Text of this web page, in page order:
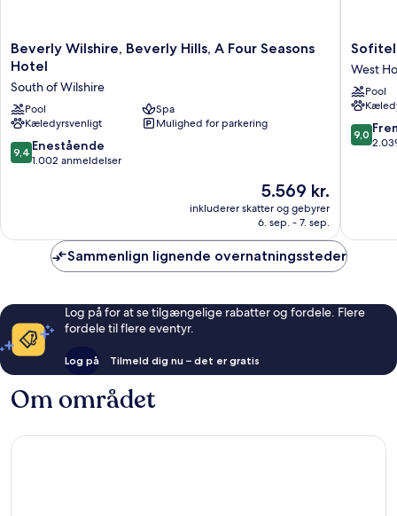
Beverly
Wilshire,
Hills,
A
Four
Seasons
Hotel
Beverly Wilshire, Beverly Hills, A Four Seasons
Hotel
South of Wilshire
Pool
Spa
Kæledyrsvenligt
Mulighed for parkering
9.4
ud
anmeldelser
9,4 Enestående
1.002 anmeldelser
Prisen
er
5.569 kr.
5.569 kr.
inkluderer skatter og gebyrer
6. sep. - 7. sep.
Sofitel
LA
at
Beverly
Hills
West
Sofitel
West
Pool
9.0
ud
9,0
Sammenlign lignende overnatningssteder
Log på for at se tilgængelige rabatter og fordele. Flere
fordele til flere eventyr.
Log på Tilmeld dig nu – det er gratis
Om området